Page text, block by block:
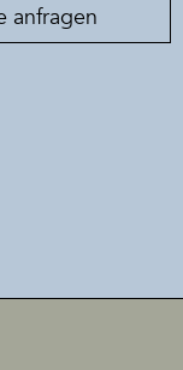
anfragen